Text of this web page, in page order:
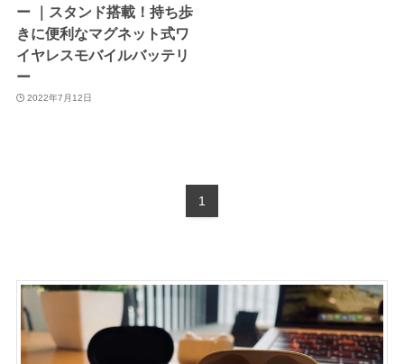
ー ｜スタンド搭載！持ち歩
きに便利なマグネット式ワ
イヤレスモバイルバッテリ
ー
2022年7月12日
1